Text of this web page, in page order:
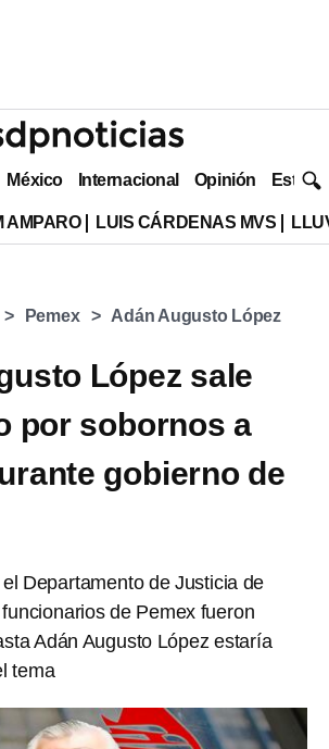
México Internacional Opinión Estilo
AMPARO LUIS CÁRDENAS MVS
Pemex Adán Augusto López
López sale
por sobornos a
gobierno de
Departamento de Justicia de
de Pemex fueron
Adán Augusto López estaría
tema